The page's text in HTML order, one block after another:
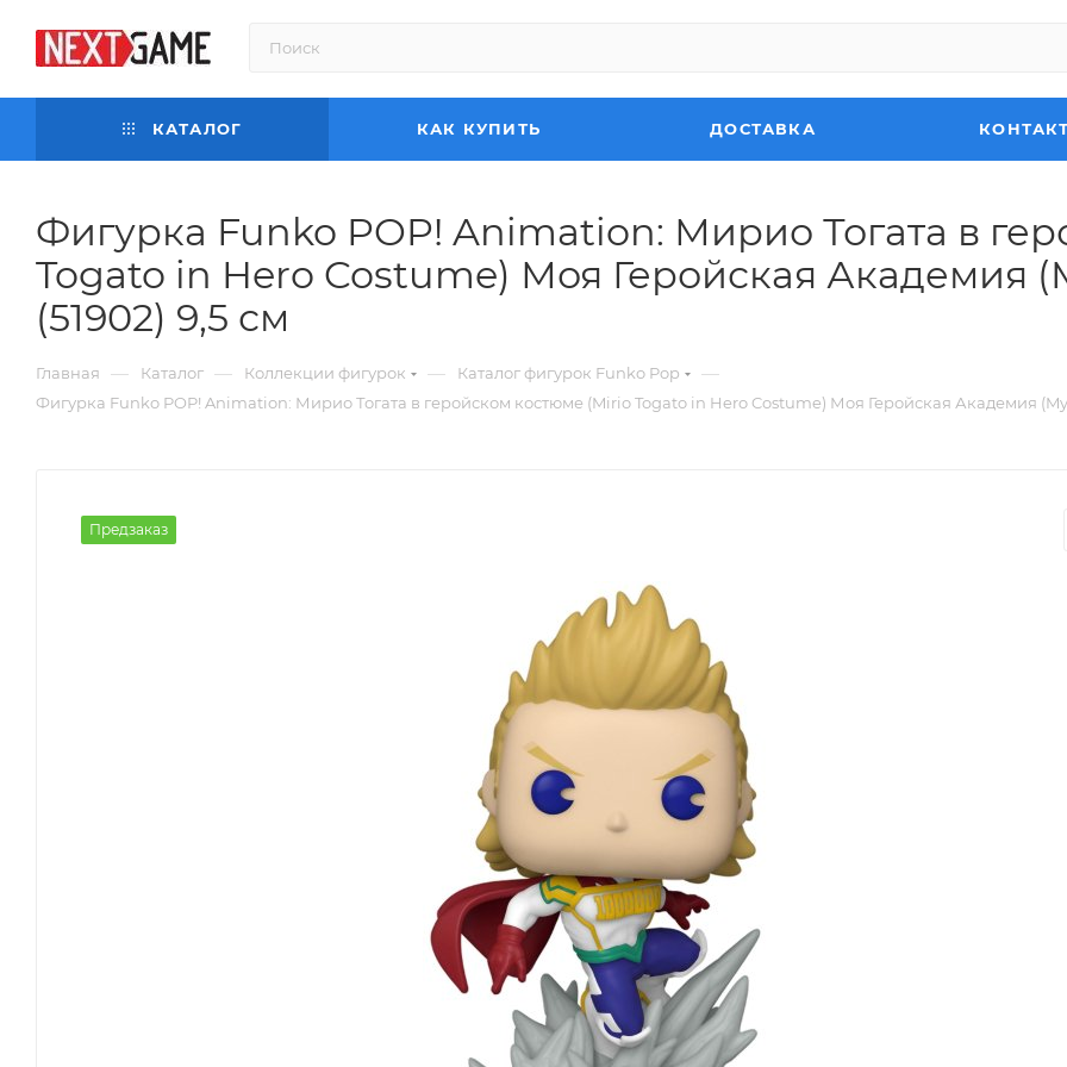
КАТАЛОГ КАК КУПИТЬ ДОСТАВКА
Фигурка Funko POP! Animation: Мирио Тогата в
Togato in Hero Costume) Моя Геройская Академия
(51902) 9,5 см
Главная — Каталог — Коллекции фигурок — Каталог фигурок Funko Pop —
Фигурка Funko POP! Animation: Мирио Тогата в геройском костюме (Mirio Togato in Hero Costume) Моя Геройская Академия (My
Предзаказ